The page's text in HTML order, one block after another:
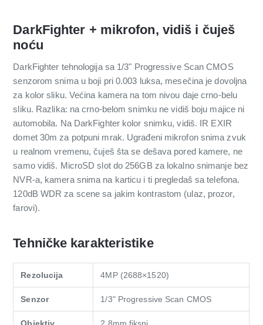
DarkFighter + mikrofon, vidiš i čuješ
noću
DarkFighter tehnologija sa 1/3" Progressive Scan CMOS
senzorom snima u boji pri 0.003 luksa, mesečina je dovoljna
za kolor sliku. Većina kamera na tom nivou daje crno-belu
sliku. Razlika: na crno-belom snimku ne vidiš boju majice ni
automobila. Na DarkFighter kolor snimku, vidiš. IR EXIR
domet 30m za potpuni mrak. Ugrađeni mikrofon snima zvuk
u realnom vremenu, čuješ šta se dešava pored kamere, ne
samo vidiš. MicroSD slot do 256GB za lokalno snimanje bez
NVR-a, kamera snima na karticu i ti pregledaš sa telefona.
120dB WDR za scene sa jakim kontrastom (ulaz, prozor,
farovi).
Tehničke karakteristike
Rezolucija 4MP (2688×1520)
Senzor 1/3" Progressive Scan CMOS